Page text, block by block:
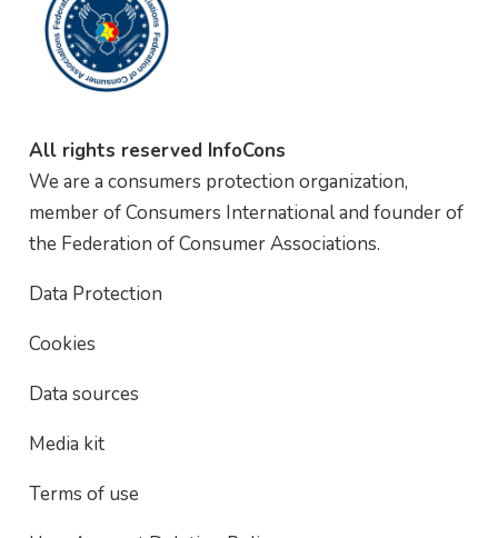
All rights reserved InfoCons
We are a consumers protection organization,
member of Consumers International and founder of
the Federation of Consumer Associations.
Data Protection
Cookies
Data sources
Media kit
Terms of use